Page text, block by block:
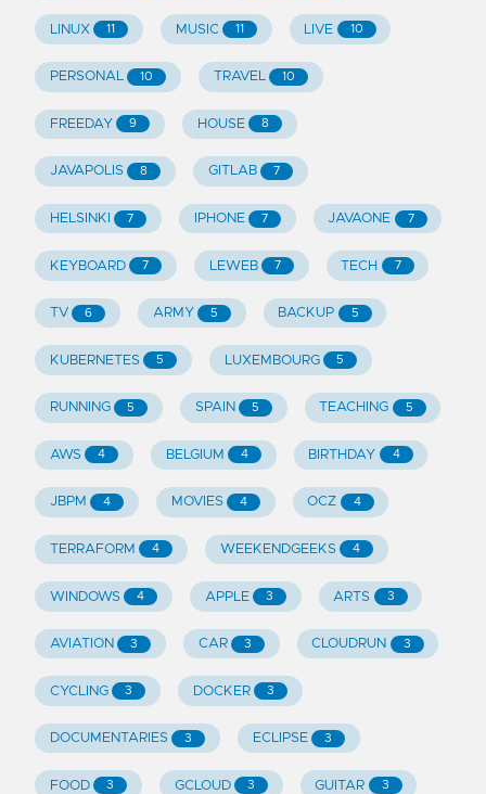
LINUX 11 MUSIC 11 LIVE 10
PERSONAL 10 TRAVEL 10
FREEDAY 9 HOUSE 8
JAVAPOLIS 8 GITLAB 7
HELSINKI 7 IPHONE 7 JAVAONE 7
KEYBOARD 7 LEWEB 7 TECH 7
TV 6 ARMY 5 BACKUP 5
KUBERNETES 5 LUXEMBOURG 5
RUNNING 5 SPAIN 5 TEACHING 5
AWS 4 BELGIUM 4 BIRTHDAY 4
JBPM 4 MOVIES 4 OCZ 4
TERRAFORM 4 WEEKENDGEEKS 4
WINDOWS 4 APPLE 3 ARTS 3
AVIATION 3 CAR 3 CLOUDRUN 3
CYCLING 3 DOCKER 3
DOCUMENTARIES 3 ECLIPSE 3
FOOD 3 GCLOUD 3 GUITAR 3